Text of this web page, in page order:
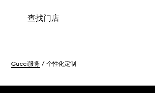
查找门店
Gucci服务 个性化定制